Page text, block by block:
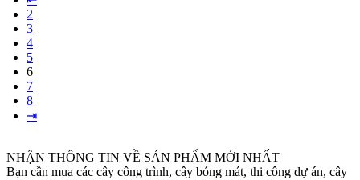
2
3
4
5
6
7
8
⇥
NHẬN THÔNG TIN VỀ SẢN PHẨM MỚI NHẤT
Bạn cần mua các cây công trình, cây bóng mát, thi công dự án, cây